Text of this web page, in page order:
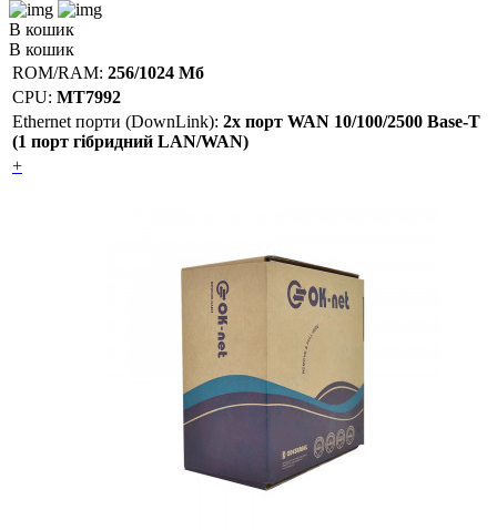
В кошик
В кошик
ROM/RAM: 256/1024 Мб
CPU: MT7992
Ethernet порти (DownLink): 2x порт WAN 10/100/2500 Base-T
(1 порт гібридний LAN/WAN)
+